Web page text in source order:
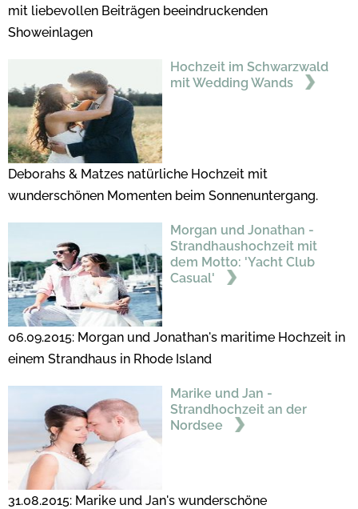
mit liebevollen Beiträgen beeindruckenden
Showeinlagen
Hochzeit im Schwarzwald
mit Wedding Wands
Deborahs & Matzes natürliche Hochzeit mit
wunderschönen Momenten beim Sonnenuntergang.
Morgan und Jonathan -
Strandhaushochzeit mit
dem Motto: 'Yacht Club
Casual'
06.09.2015: Morgan und Jonathan's maritime Hochzeit in
einem Strandhaus in Rhode Island
Marike und Jan -
Strandhochzeit an der
Nordsee
31.08.2015: Marike und Jan's wunderschöne